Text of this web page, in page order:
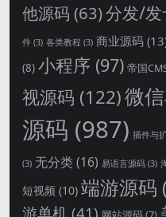
他源码 (63)分发/发
件 (3) 各类教程 (3) 商业源码
(8) 小程序 (97) 帝国
视源码 (122)微
源码 (987) 插件与
(3) 无分类(16) 易语言源码 (3)
短视频 (10) 端游源码
游单机 (41)